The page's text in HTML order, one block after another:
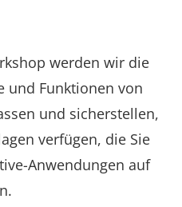
werden wir die
und Funktionen von
und sicherstellen,
verfügen, die Sie
Anwendungen auf